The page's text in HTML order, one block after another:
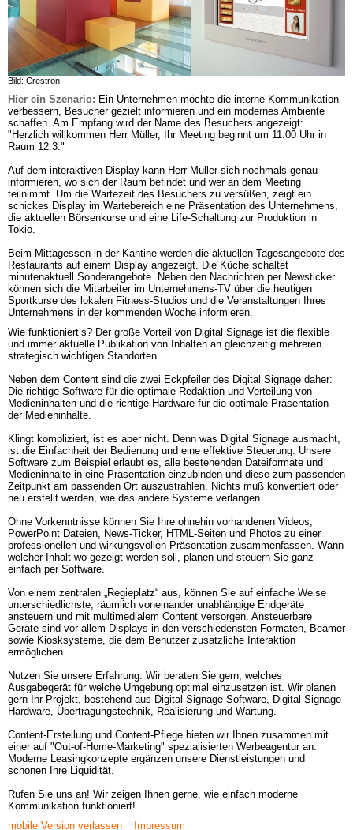
Bild: Crestron
Hier ein Szenario: Ein Unternehmen möchte die interne Kommunikation
verbessern, Besucher gezielt informieren und ein modernes Ambiente
schaffen. Am Empfang wird der Name des Besuchers angezeigt:
"Herzlich willkommen Herr Müller, Ihr Meeting beginnt um 11:00 Uhr in
Raum 12.3."
Auf dem interaktiven Display kann Herr Müller sich nochmals genau
informieren, wo sich der Raum befindet und wer an dem Meeting
teilnimmt. Um die Wartezeit des Besuchers zu versüßen, zeigt ein
schickes Display im Wartebereich eine Präsentation des Unternehmens,
die aktuellen Börsenkurse und eine Life-Schaltung zur Produktion in
Tokio.
Beim Mittagessen in der Kantine werden die aktuellen Tagesangebote des
Restaurants auf einem Display angezeigt. Die Küche schaltet
minutenaktuell Sonderangebote. Neben den Nachrichten per Newsticker
können sich die Mitarbeiter im Unternehmens-TV über die heutigen
Sportkurse des lokalen Fitness-Studios und die Veranstaltungen Ihres
Unternehmens in der kommenden Woche informieren.
Wie funktioniert’s? Der große Vorteil von Digital Signage ist die flexible
und immer aktuelle Publikation von Inhalten an gleichzeitig mehreren
strategisch wichtigen Standorten.
Neben dem Content sind die zwei Eckpfeiler des Digital Signage daher:
Die richtige Software für die optimale Redaktion und Verteilung von
Medieninhalten und die richtige Hardware für die optimale Präsentation
der Medieninhalte.
Klingt kompliziert, ist es aber nicht. Denn was Digital Signage ausmacht,
ist die Einfachheit der Bedienung und eine effektive Steuerung. Unsere
Software zum Beispiel erlaubt es, alle bestehenden Dateiformate und
Medieninhalte in eine Präsentation einzubinden und diese zum passenden
Zeitpunkt am passenden Ort auszustrahlen. Nichts muß konvertiert oder
neu erstellt werden, wie das andere Systeme verlangen.
Ohne Vorkenntnisse können Sie Ihre ohnehin vorhandenen Videos,
PowerPoint Dateien, News-Ticker, HTML-Seiten und Photos zu einer
professionellen und wirkungsvollen Präsentation zusammenfassen. Wann
welcher Inhalt wo gezeigt werden soll, planen und steuern Sie ganz
einfach per Software.
Von einem zentralen „Regieplatz“ aus, können Sie auf einfache Weise
unterschiedlichste, räumlich voneinander unabhängige Endgeräte
ansteuern und mit multimedialem Content versorgen. Ansteuerbare
Geräte sind vor allem Displays in den verschiedensten Formaten, Beamer
sowie Kiosksysteme, die dem Benutzer zusätzliche Interaktion
ermöglichen.
Nutzen Sie unsere Erfahrung. Wir beraten Sie gern, welches
Ausgabegerät für welche Umgebung optimal einzusetzen ist. Wir planen
gern Ihr Projekt, bestehend aus Digital Signage Software, Digital Signage
Hardware, Übertragungstechnik, Realisierung und Wartung.
Content-Erstellung und Content-Pflege bieten wir Ihnen zusammen mit
einer auf "Out-of-Home-Marketing" spezialisierten Werbeagentur an.
Moderne Leasingkonzepte ergänzen unsere Dienstleistungen und
schonen Ihre Liquidität.
Rufen Sie uns an! Wir zeigen Ihnen gerne, wie einfach moderne
Kommunikation funktioniert!
mobile Version verlassen
Impressum